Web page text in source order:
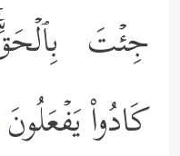
جِئۡتَ
كَادُواْ یَفۡعَلُونَ